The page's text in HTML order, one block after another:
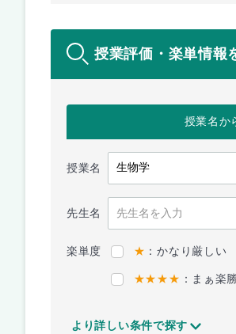
授業評価・楽単情報
授業名か
授業名
先生名
楽単度 ★ ：かなり厳しい
★★★★ ：まぁ楽勝
より詳しい条件で探す